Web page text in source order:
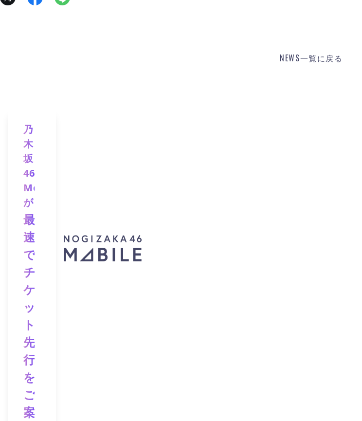
NEWS一覧に戻る
乃
木
坂
46
Mobile
が
最
速
で
チ
ケ
ッ
ト
先
行
を
ご
案